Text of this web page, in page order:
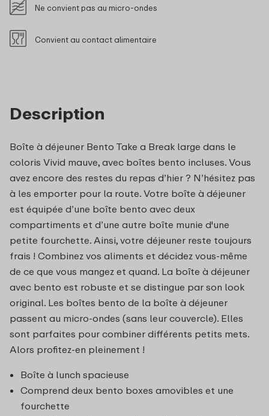
Description
Boîte à déjeuner Bento Take a Break large dans le
coloris Vivid mauve, avec boîtes bento incluses. Vous
avez encore des restes du repas d’hier ? N’hésitez pas
à les emporter pour la route. Votre boîte à déjeuner
est équipée d’une boîte bento avec deux
compartiments et d’une autre boîte munie d'une
petite fourchette. Ainsi, votre déjeuner reste toujours
frais ! Combinez vos aliments et décidez vous-même
de ce que vous mangez et quand. La boîte à déjeuner
avec bento est robuste et se distingue par son look
original. Les boîtes bento de la boîte à déjeuner
passent au micro-ondes (sans leur couvercle). Elles
sont parfaites pour combiner différents petits mets.
Alors profitez-en pleinement !
Boîte à lunch spacieuse
Comprend deux bento boxes amovibles et une
fourchette
Ne convient pas au micro-ondes
Convient au contact alimentaire